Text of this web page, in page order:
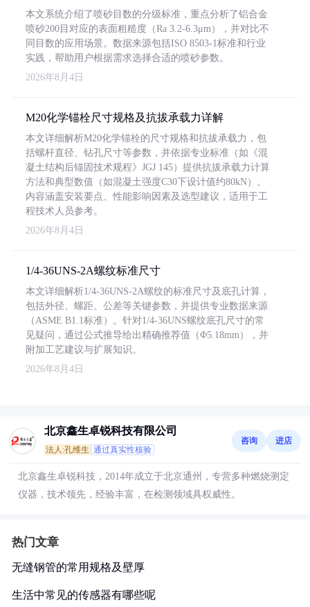
本文系统介绍了喷砂目数的分级标准，重点分析了铝合金
喷砂200目对应的表面粗糙度（Ra 3.2-6.3μm），并对比不
同目数的应用场景。数据来源包括ISO 8503-1标准和行业
实践，帮助用户根据需求选择合适的喷砂参数。
2026年8月4日
M20化学锚栓尺寸规格及抗拔承载力详解
本文详细解析M20化学锚栓的尺寸规格和抗拔承载力，包
括螺杆直径、钻孔尺寸等参数，并依据专业标准（如《混
凝土结构后锚固技术规程》JGJ 145）提供抗拔承载力计算
方法和典型数值（如混凝土强度C30下设计值约80kN）。
内容涵盖安装要点、性能影响因素及选型建议，适用于工
程技术人员参考。
2026年8月4日
1/4-36UNS-2A螺纹标准尺寸
本文详细解析1/4-36UNS-2A螺纹的标准尺寸及底孔计算，
包括外径、螺距、公差等关键参数，并提供专业数据来源
（ASME B1.1标准）。针对1/4-36UNS螺纹底孔尺寸的常
见疑问，通过公式推导给出精确推荐值（Φ5.18mm），并
附加工艺建议与扩展知识。
2026年8月4日
北京鑫生卓锐科技有限公司
法人:孔维生 通过真实性核验
咨询 进店
北京鑫生卓锐科技，2014年成立于北京通州，专营多种燃烧测定
仪器，技术领先，经验丰富，在检测领域具权威性。
热门文章
无缝钢管的常用规格及壁厚
生活中常见的传感器有哪些呢